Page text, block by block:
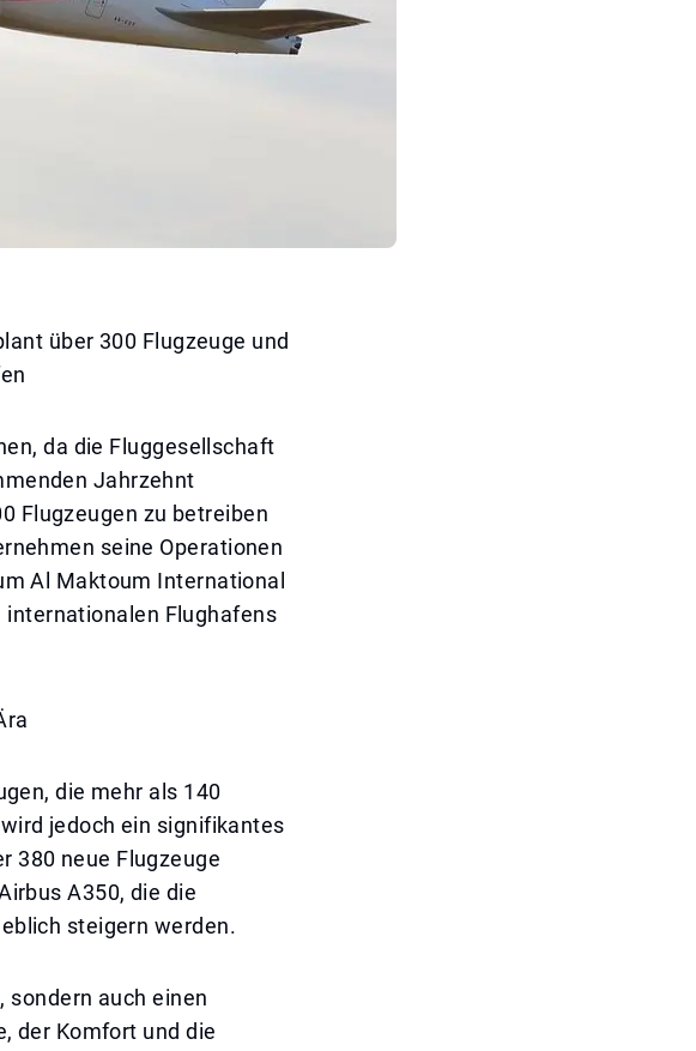
über 300 Flugzeuge und
da die Fluggesellschaft
Jahrzehnt
Flugzeugen zu betreiben
seine Operationen
Al Maktoum International
internationalen Flughafens
die mehr als 140
jedoch ein signifikantes
380 neue Flugzeuge
A350, die die
steigern werden.
sondern auch einen
der Komfort und die